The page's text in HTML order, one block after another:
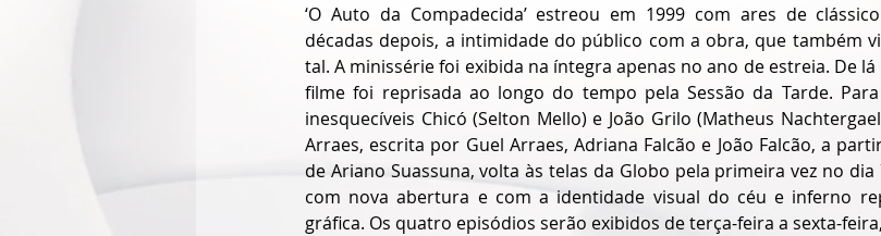
‘O Auto da Compadecida’ estreou em 1999 com ares de
décadas depois, a intimidade do público com a obra, que também
tal. A minissérie foi exibida na íntegra apenas no ano de estreia. De
filme foi reprisada ao longo do tempo pela Sessão da Tarde.
inesquecíveis Chicó (Selton Mello) e João Grilo (Matheus
Arraes, escrita por Guel Arraes, Adriana Falcão e João Falcão, a
de Ariano Suassuna, volta às telas da Globo pela primeira vez no
com nova abertura e com a identidade visual do céu e inferno
gráfica. Os quatro episódios serão exibidos de terça-feira a sexta-feira,